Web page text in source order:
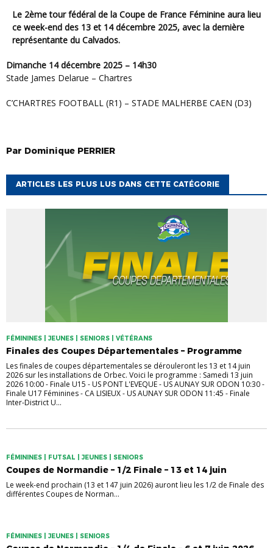
Le 2ème tour fédéral de la Coupe de France Féminine aura lieu
ce week-end des 13 et 14 décembre 2025, avec la dernière
représentante du Calvados.
Dimanche 14 décembre 2025 – 14h30
Stade James Delarue – Chartres
C’CHARTRES FOOTBALL (R1) – STADE MALHERBE CAEN (D3)
Par Dominique PERRIER
ARTICLES LES PLUS LUS DANS CETTE CATÉGORIE
FÉMININES | JEUNES | SENIORS | VÉTÉRANS
Finales des Coupes Départementales – Programme
Les finales de coupes départementales se dérouleront les 13 et 14 juin
2026 sur les installations de Orbec. Voici le programme : Samedi 13 juin
2026 10:00 - Finale U15 - US PONT L'EVEQUE - US AUNAY SUR ODON 10:30 -
Finale U17 Féminines - CA LISIEUX - US AUNAY SUR ODON 11:45 - Finale
Inter-District U...
FÉMININES | FUTSAL | JEUNES | SENIORS
Coupes de Normandie – 1/2 Finale – 13 et 14 juin
Le week-end prochain (13 et 147 juin 2026) auront lieu les 1/2 de Finale des
différentes Coupes de Norman...
FÉMININES | JEUNES | SENIORS